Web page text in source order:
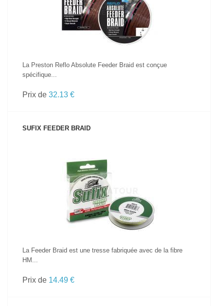
La Preston Reflo Absolute Feeder Braid est conçue
spécifique...
Prix de 32.13 €
SUFIX FEEDER BRAID
VOIR LE PRODUIT
La Feeder Braid est une tresse fabriquée avec de la fibre
HM...
Prix de 14.49 €